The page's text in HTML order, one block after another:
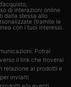
di interazioni online
dalla stessa allo
(tramite le
con i tuoi interessi.​
Potrai
il link che troverai
relazione ai prodotti e
inviarti